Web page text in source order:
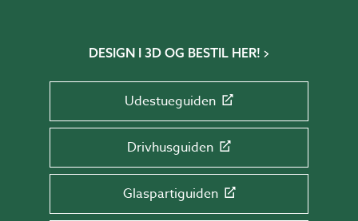
DESIGN I 3D OG BESTIL HER!
Udestueguiden
Drivhusguiden
Glaspartiguiden